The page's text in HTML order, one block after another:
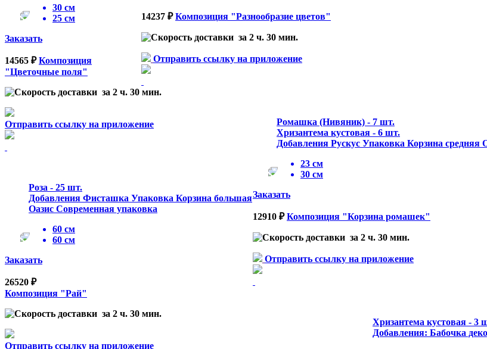
14237 ₽ Композиция "Разнообразие цветов"
за 2 ч. 30 мин.
Отправить ссылку на приложение
Ромашка (Нивяник) - 7 шт.
Хризантема кустовая - 6 шт.
Добавления Рускус Упаковка Корзина средняя
23 см
30 см
Заказать
12910 ₽ Композиция "Корзина ромашек"
за 2 ч. 30 мин.
Отправить ссылку на приложение
Хризантема кустовая - 3
Добавления: Бабочка
30 см
25 см
Заказать
14565 ₽ Композиция
"Цветочные поля"
за 2 ч. 30 мин.
Отправить ссылку на приложение
Роза - 25 шт.
Добавления Фисташка Упаковка Корзина большая
Оазис Современная упаковка
60 см
60 см
Заказать
26520 ₽
Композиция "Рай"
за 2 ч. 30 мин.
Отправить ссылку на приложение